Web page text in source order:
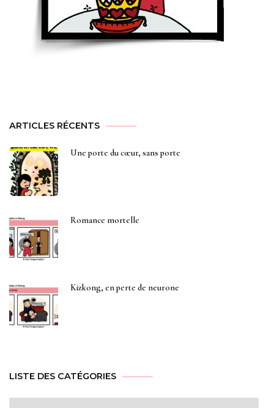
ARTICLES RÉCENTS
Une porte du cœur, sans porte
Romance mortelle
Kizkong, en perte de neurone
LISTE DES CATÉGORIES